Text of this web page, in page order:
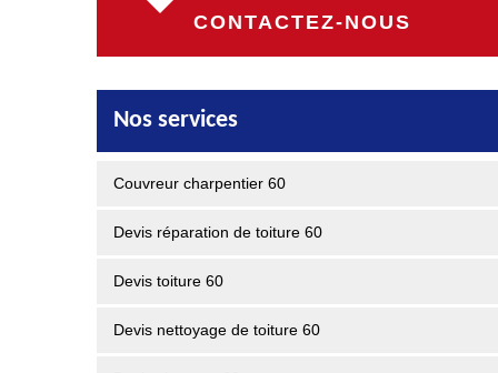
CONTACTEZ-NOUS
Nos services
Couvreur charpentier 60
Devis réparation de toiture 60
Devis toiture 60
Devis nettoyage de toiture 60